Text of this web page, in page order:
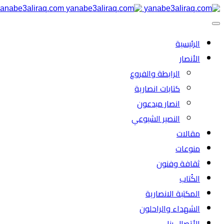
الرئیسية
الأنصار
الرابطة والفروع
كتابات انصارية
انصار مبدعون
النصیر الشیوعي
مقالات
منوعات
ثقافة وفنون
الكُتاب
المكتبة الانصارية
الشهداء والراحلون